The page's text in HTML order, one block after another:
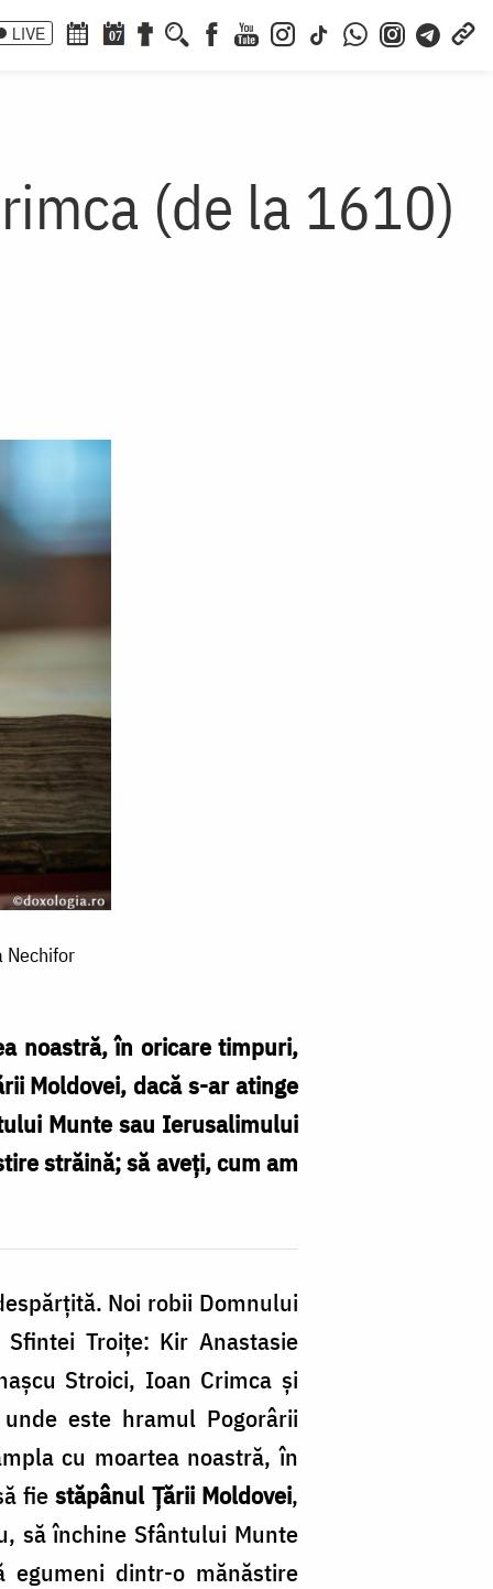
LIVE 07
(de la 1610)
Nechifor
noastră, în oricare timpuri,
Moldovei, dacă s-ar atinge
Munte sau Ierusalimului
străină; să aveţi, cum am
Noi robii Domnului
Troiţe: Kir Anastasie
Stroici, Ioan Crimca şi
este hramul Pogorârii
cu moartea noastră, în
fiestăpânul Ţării Moldovei,
să închine Sfântului Munte
egumeni dintr-o mănăstire